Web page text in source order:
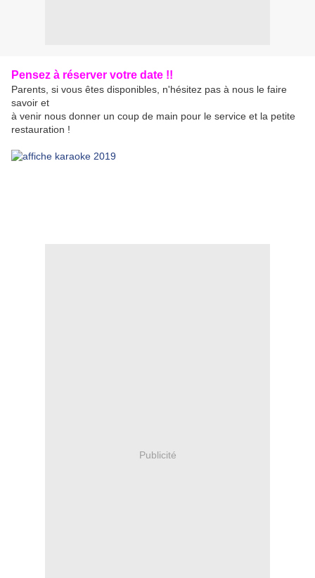
Pensez à réserver votre date !!
Parents, si vous êtes disponibles, n'hésitez pas à nous le faire
savoir et
à venir nous donner un coup de main pour le service et la petite
restauration !
Publicité